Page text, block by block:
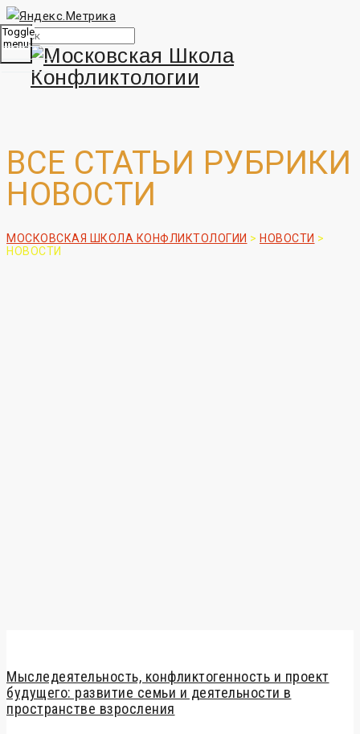
Toggle
menu
ВСЕ СТАТЬИ РУБРИКИ
НОВОСТИ
МОСКОВСКАЯ ШКОЛА КОНФЛИКТОЛОГИИ > НОВОСТИ >
НОВОСТИ
Мыследеятельность, конфликтогенность и проект
будущего: развитие семьи и деятельности в
пространстве взросления